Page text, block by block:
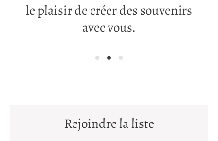
le plaisir de créer des souvenirs
avec vous.
Rejoindre la liste